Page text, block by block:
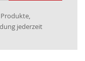
(inkl.
Überweisung
jederzeit